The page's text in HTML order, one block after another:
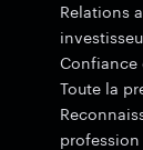
Relations
Confiance
Toute la
profession